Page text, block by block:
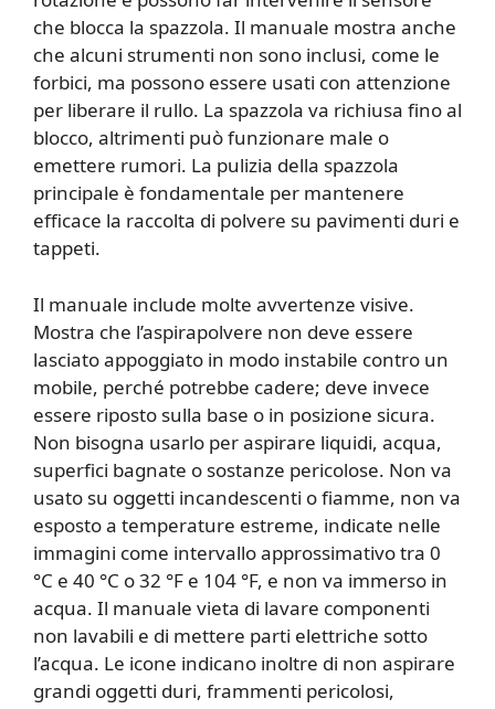
che blocca la spazzola. Il manuale mostra anche
che alcuni strumenti non sono inclusi, come le
forbici, ma possono essere usati con attenzione
per liberare il rullo. La spazzola va richiusa fino al
blocco, altrimenti può funzionare male o
emettere rumori. La pulizia della spazzola
principale è fondamentale per mantenere
efficace la raccolta di polvere su pavimenti duri e
tappeti.
Il manuale include molte avvertenze visive.
Mostra che l’aspirapolvere non deve essere
lasciato appoggiato in modo instabile contro un
mobile, perché potrebbe cadere; deve invece
essere riposto sulla base o in posizione sicura.
Non bisogna usarlo per aspirare liquidi, acqua,
superfici bagnate o sostanze pericolose. Non va
usato su oggetti incandescenti o fiamme, non va
esposto a temperature estreme, indicate nelle
immagini come intervallo approssimativo tra 0
°C e 40 °C o 32 °F e 104 °F, e non va immerso in
acqua. Il manuale vieta di lavare componenti
non lavabili e di mettere parti elettriche sotto
l’acqua. Le icone indicano inoltre di non aspirare
grandi oggetti duri, frammenti pericolosi,